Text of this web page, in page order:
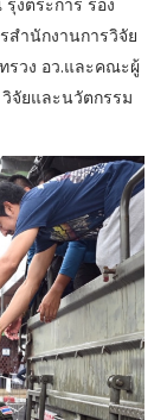
สำนักงานการวิจัย
รวง อว.และคณะผู้
จัยและนวัตกรรม